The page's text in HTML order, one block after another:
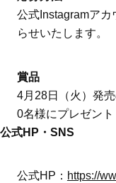
公式Instagramアカ
らせいたします。
賞品
4月28日（火）発
0名様にプレゼント
公式HP・SNS
公式HP： https://